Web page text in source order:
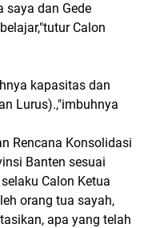
saya dan Gede
Calon
kapasitas dan
Lurus).,"imbuhnya
Rencana Konsolidasi
Banten sesuai
Calon Ketua
orang tua sayah,
apa yang telah